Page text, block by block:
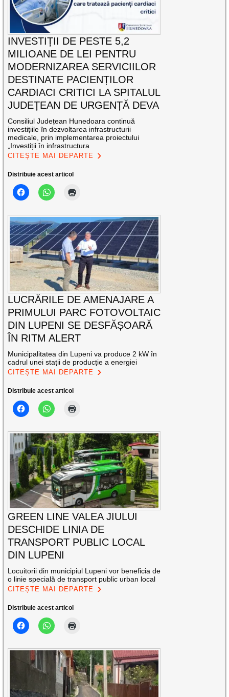
INVESTIȚII DE PESTE 5,2
MILIOANE DE LEI PENTRU
MODERNIZAREA SERVICIILOR
DESTINATE PACIENȚILOR
CARDIACI CRITICI LA SPITALUL
JUDEȚEAN DE URGENȚĂ DEVA
Consiliul Județean Hunedoara continuă
investițiile în dezvoltarea infrastructurii
medicale, prin implementarea proiectului
„Investiții în infrastructura
CITEȘTE MAI DEPARTE
Distribuie acest articol
LUCRĂRILE DE AMENAJARE A
PRIMULUI PARC FOTOVOLTAIC
DIN LUPENI SE DESFĂȘOARĂ
ÎN RITM ALERT
Municipalitatea din Lupeni va produce 2 kW în
cadrul unei stații de producție a energiei
CITEȘTE MAI DEPARTE
Distribuie acest articol
GREEN LINE VALEA JIULUI
DESCHIDE LINIA DE
TRANSPORT PUBLIC LOCAL
DIN LUPENI
Locuitorii din municipiul Lupeni vor beneficia de
o linie specială de transport public urban local
CITEȘTE MAI DEPARTE
Distribuie acest articol